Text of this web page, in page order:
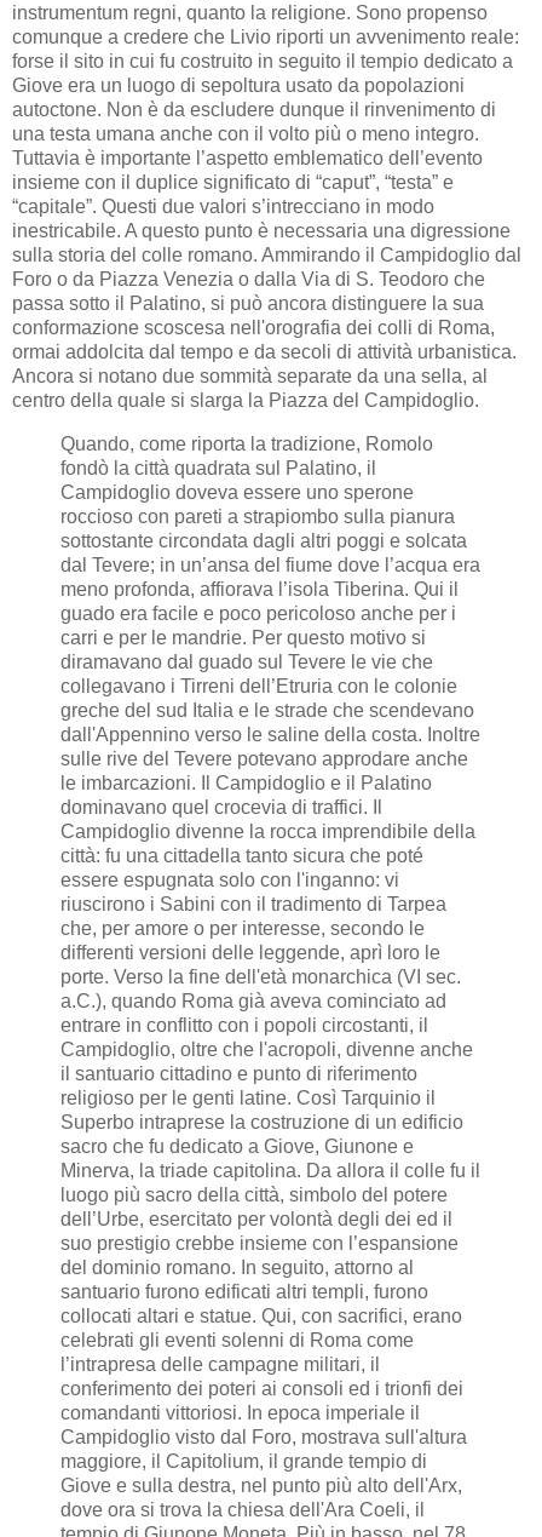
instrumentum regni, quanto la religione. Sono propenso
comunque a credere che Livio riporti un avvenimento reale:
forse il sito in cui fu costruito in seguito il tempio dedicato a
Giove era un luogo di sepoltura usato da popolazioni
autoctone. Non è da escludere dunque il rinvenimento di
una testa umana anche con il volto più o meno integro.
Tuttavia è importante l’aspetto emblematico dell’evento
insieme con il duplice significato di “caput”, “testa” e
“capitale”. Questi due valori s’intrecciano in modo
inestricabile. A questo punto è necessaria una digressione
sulla storia del colle romano. Ammirando il Campidoglio dal
Foro o da Piazza Venezia o dalla Via di S. Teodoro che
passa sotto il Palatino, si può ancora distinguere la sua
conformazione scoscesa nell'orografia dei colli di Roma,
ormai addolcita dal tempo e da secoli di attività urbanistica.
Ancora si notano due sommità separate da una sella, al
centro della quale si slarga la Piazza del Campidoglio.
Quando, come riporta la tradizione, Romolo fondò la città quadrata sul Palatino, il Campidoglio doveva essere uno sperone roccioso con pareti a strapiombo sulla pianura sottostante circondata dagli altri poggi e solcata dal Tevere; in un’ansa del fiume dove l’acqua era meno profonda, affiorava l’isola Tiberina. Qui il guado era facile e poco pericoloso anche per i carri e per le mandrie. Per questo motivo si diramavano dal guado sul Tevere le vie che collegavano i Tirreni dell’Etruria con le colonie greche del sud Italia e le strade che scendevano dall'Appennino verso le saline della costa. Inoltre sulle rive del Tevere potevano approdare anche le imbarcazioni. Il Campidoglio e il Palatino dominavano quel crocevia di traffici. Il Campidoglio divenne la rocca imprendibile della città: fu una cittadella tanto sicura che poté essere espugnata solo con l'inganno: vi riuscirono i Sabini con il tradimento di Tarpea che, per amore o per interesse, secondo le differenti versioni delle leggende, aprì loro le porte. Verso la fine dell'età monarchica (VI sec. a.C.), quando Roma già aveva cominciato ad entrare in conflitto con i popoli circostanti, il Campidoglio, oltre che l'acropoli, divenne anche il santuario cittadino e punto di riferimento religioso per le genti latine. Così Tarquinio il Superbo intraprese la costruzione di un edificio sacro che fu dedicato a Giove, Giunone e Minerva, la triade capitolina. Da allora il colle fu il luogo più sacro della città, simbolo del potere dell’Urbe, esercitato per volontà degli dei ed il suo prestigio crebbe insieme con l’espansione del dominio romano. In seguito, attorno al santuario furono edificati altri templi, furono collocati altari e statue. Qui, con sacrifici, erano celebrati gli eventi solenni di Roma come l’intrapresa delle campagne militari, il conferimento dei poteri ai consoli ed i trionfi dei comandanti vittoriosi. In epoca imperiale il Campidoglio visto dal Foro, mostrava sull'altura maggiore, il Capitolium, il grande tempio di Giove e sulla destra, nel punto più alto dell'Arx, dove ora si trova la chiesa dell'Ara Coeli, il tempio di Giunone Moneta. Più in basso, nel 78 a.C. al tempo di Silla, fu eretto il Tabularium, l'Archivio generale dello Stato: un poderoso edificio, innalzato su un gigantesco muro di sostegno, percorso in tutta la sua lunghezza da un porticato con grandi aperture sul Foro. Nel Medioevo il colle diventò il Monte Caprino e l'area del Foro fu denominata Campo Vaccino: i toponimi popolari evocano con efficacia le sorti medievali di quest’area dell'Urbe. Infatti, ormai piuttosto lontano da un centro cadente e spopolato, che gravitava fra il Tevere e il quartiere di Borgo, cresciuto davanti alla Basilica di S. Pietro, il Campidoglio si era trasformato in pascolo per le greggi e nel Campo si teneva la fiera del bestiame. Sull'Arce, l'antica rocca, dove si adergeva il tempio di Giunone Moneta fu edificata una chiesa cristiana, Santa Maria in Aracoeli. Degli altri antichi monumenti, rimanevano solo alcune possenti strutture del Tabularium, i cui blocchi furono riusati per costruire le fortezze delle potenti famiglie romane. Nonostante la decadenza, per i Romani il Campidoglio restava il Colle augusto, il simbolo della città. Così, nel 1143, quando il popolo guidato da Arnaldo da Brescia insorse contro il pontefice, il Campidoglio fu scelto come sede delle magistrature comunali, per i Senatori e per le riunioni dei cittadini. Sui robusti muri del Tabularium fu innalzato, forse nel secolo successivo, il Palazzo senatorio destinato a diventare un castello dalle torri quadrate, cui furono aggiunti un portico ed una gradinata. L’insieme architettonico, però, rimase senza ordine e simmetria, finché intervenne Michelangelo con un progetto risalente al 1536, imperniato sull’idea di una delimitazione dello spazio per mezzo di una piazza trapezoidale, tesa a sottolineare i valori prospettici. Al centro della piazza l’artista collocò la statua equestre dell’imperatore Marco Aurelio, che papa Paolo III fece trasferire dal Laterano. Il preesistente Palazzo senatorio fu raccordato all’ambiente circostante tramite il doppio scalone d’ingresso, con la fontana centrale sormontata dalla statua della dea Roma. L’edificio funge da grandiosa quinta con la torre centrale e la fronte spartita da paraste. Le sue proporzioni sono inoltre valorizzate dalla posizione divaricata che, verso di esso, assumono gli altri due palazzi delimitanti la piazza ad est e ad ovest: il Palazzo dei Conservatori (dal 1563) ed il Palazzo nuovo o dei Musei capitolini (1644-55). Sul quarto lato culmina la grandiosa cordonata con le due sculture dei Dioscuri, opere di tarda età imperiale: essa è concepita come un ponte tra il poggio e la città ed esalta l’effetto scenografico dell’intero complesso. La piazza, con i due prospetti, l’uno verso San Pietro, l’altra sulle vestigia del Foro, assurge a simbolo, laico e religioso insieme: il Campidoglio come umbilicus mundi e come Sacro monte. Questa, a grandi linee, la storia del Campidoglio. Tuttavia la vicenda non è finita giacché continua in un altro continente. Nel 1790 Thomas Jefferson e Alexander Hamilton decisero di stabilire la capitale degli Stati Uniti d’America a Washington e tre anni dopo cominciò la costruzione del grande Campidoglio (Capitol) sulla collina ad est del Potomac. Verso la fine del secolo XVIII gli apparati governativi, finanziari e legislativi vi si cominciarono a trasferire, ma nel 1814 i Britannici lo incendiarono sicché l'intero progetto del Washington Distretto di Columbia fu quasi accantonato. Con una decisione in extremis, il Campidoglio fu ricostruito tra il 1817 e il 1819. Le due ali della Camera e del Senato furono aggiunte nel 1857, la cupola metallica del peso di 4.000 tonnellate nel 1863, infine la facciata orientale fu edificata intorno al 1950, cosicché l'attuale complesso è grande più del doppio di quello originale. Il Campidoglio è l'epicentro e il simbolo della città: infatti i viali principali della capitale convergono tutti in un punto immaginario sotto la cupola. La Capitol Rotunda è decorata con un affresco dipinto dall'italiano Costantino Brumidi. L’affresco raffigura L'apoteosi di Washington, ossia l'ingresso in paradiso di George Washington, primo presidente della Confederazione, accolto da tredici angeli a simboleggiare i tredici stati fondatori. Gli atri sono adornati con dipinti murali che rappresentano gli eroi nazionali e le loro gesta: il più recente effigia gli astronauti morti a causa dell'incidente occorso alla navetta Challenger. Nello Statuary hall, atrio delle statue, sono collocate gigantesche sculture. In teoria avrebbero dovuto essere dedicate a due personaggi importanti per ciascuno stato della Confederazione, ma in realtà ne è stato scolpito un numero un po’ inferiore, perché il pavimento non avrebbe retto il peso del marmo necessario. Ci si potrà chiedere quale sia il nesso tra il Campidoglio di Roma e quello di Washington: di là dal nome, che cosa li accomuna? Entrambi sorgono su un’altura, sulla riva sinistra di un fiume, rispettivamente il Tevere ed il Potomac; ambedue sono edifici e luoghi emblematici. Tuttavia il legame è molto più profondo ed occulto: mi riferisco alla relazione tra l’Urbe e quella che, dopo Mosca, Bisanzio-Costantinopoli e Roma, potrebbe essere definita la Quinta Roma. Come nell’antichità Roma fu il centro politico, economico e culturale dell’orbe terracqueo, così dal primo dopoguerra in poi gli Stati Uniti d’America sono assurti a cuore del mondo: la luce della fiaccola stretta nella destra della Statua della “Libertà” ha gettato i suoi bagliori corruschi e sinistri sul pianeta, svettando con il suo capo contornato da raggi-corni, all’imboccatura di Manhattan. Sono tutti simboli, che, dietro i significati convenzionali, nascondono valori oscuri, come quell’orrenda testa del colle Tarpeio, come il teschio della famigerata Skull and bones, la setta di origine tedesca fondata nel 1832 su iniziativa di William Huntington Russell e di Alphonso Taft e che, da allora, ha la sua sede a New Haven, nel Connecticut, in un edificio sulla High Street denominato "La tomba". Un filo invisibile collega l’Urbe a Washington, città in cui la planimetria, insieme con molti edifici e monumenti, crea un disegno esoterico, con cifre massoniche, esagrammi, pentacoli capovolti… Anche l’emblema dei papi, con la mitra al centro e le due chiavi, una d’oro, l’altra d’argento, se colto con uno sguardo penetrante e, per così dire, obliquo, svela, in filigrana, l’effigie di un teschio con le tibie disposte a decusse. D’altronde la Chiesa cattolica non è forse considerata, per alcuni versi, l’erede della Roma pagana? Il teschio si attaglia perfettamente alla Chiesa universale. Le capitali di domini universali furono edificate su luoghi dal significato magico (si tratta con ogni probabilità di magia nera): la Roma monarchica, repubblicana e dei Cesari sfidò i secoli per crollare miseramente sotto i colpi dei Germani, ma, dalle sue rovine fumanti, come l’araba fenice, sorse la splendida e corrotta Roma dei papi. Washington, la Quinta Roma, oggi tiene lo scettro del potere, mentre il pontefice della Chiesa ecumenica regge il pastorale, nel segno della diarchia del Nuovo ordine planetario. Eppure anche questi due imperi contemporanei sono destinati a rovinare sotto il peso del loro immenso, iniquo potere. Fonti: M. De Pieri, Il numero, 2005 Enciclopedia dell'arte, Mlano, 2002 Enciclopedia dell'arte antica, Roma, 1997 Enciclopedia dell'arte medievale, ibid., 1997 D. Icke, Il segreto più nascosto, Diegaro di Cesena, 2001, cap. 17, La lingua segreta. A. G. Sutton, America’s secret establishment An introduction to the Order of skull and bones, 2006. Si narra che Prescott Bush, nonno dell’attuale presidente degli Stati Uniti, George Walker Bush, trafugò il teschio del capo nativo americano Geronimo, profanandone la tomba. Il macabro trofeo denota il carattere tenebroso della loggia.